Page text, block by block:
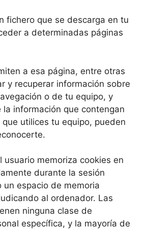
fichero que se descarga en tu
a determinadas páginas
a esa página, entre otras
y recuperar información sobre
o de tu equipo, y
información que contengan
utilices tu equipo, pueden
usuario memoriza cookies en
durante la sesión
un espacio de memoria
al ordenador. Las
ninguna clase de
específica, y la mayoría de